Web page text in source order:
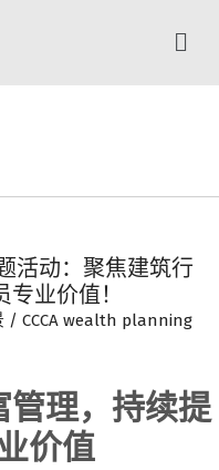
活动：聚焦建筑行
业价值！
管理，持续提
价值